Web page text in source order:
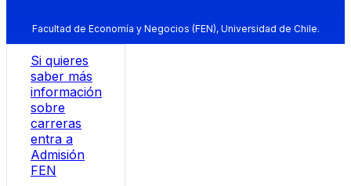
Facultad de Economía y Negocios (FEN), Universidad de Chile.
Si quieres
saber más
información
sobre
carreras
entra a
Admisión
FEN